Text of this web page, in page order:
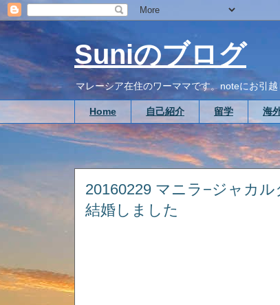
Suniのブログ
マレーシア在住のワーママです。noteにお引
Home 自己紹介 留学 海
20160229 マニラ−ジャカ
結婚しました